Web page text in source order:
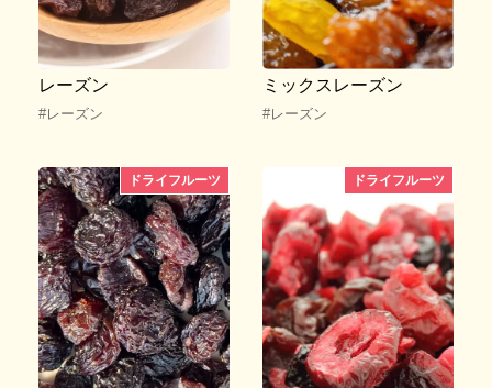
レーズン
#レーズン
ミックスレーズン
#レーズン
ドライフルーツ ドライフルーツ